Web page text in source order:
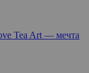
Tea Art — мечта